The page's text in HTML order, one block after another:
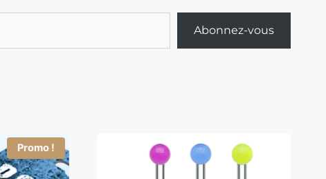
Abonnez-vous
Promo !